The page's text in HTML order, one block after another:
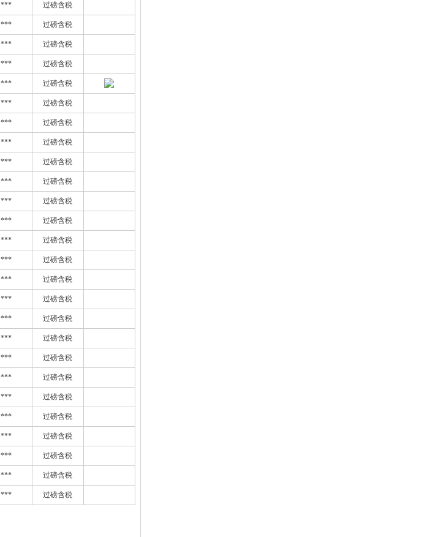
*** 过磅含税
*** 过磅含税
*** 过磅含税
*** 过磅含税
*** 过磅含税
*** 过磅含税
*** 过磅含税
*** 过磅含税
*** 过磅含税
*** 过磅含税
*** 过磅含税
*** 过磅含税
*** 过磅含税
*** 过磅含税
*** 过磅含税
*** 过磅含税
*** 过磅含税
*** 过磅含税
*** 过磅含税
*** 过磅含税
*** 过磅含税
*** 过磅含税
*** 过磅含税
*** 过磅含税
*** 过磅含税
*** 过磅含税